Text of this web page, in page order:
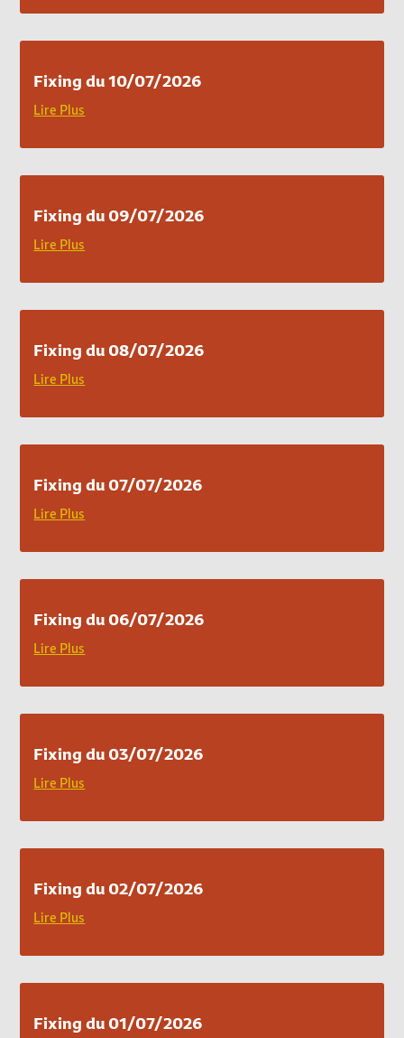
Fixing du 10/07/2026
Lire Plus
Fixing du 09/07/2026
Lire Plus
Fixing du 08/07/2026
Lire Plus
Fixing du 07/07/2026
Lire Plus
Fixing du 06/07/2026
Lire Plus
Fixing du 03/07/2026
Lire Plus
Fixing du 02/07/2026
Lire Plus
Fixing du 01/07/2026